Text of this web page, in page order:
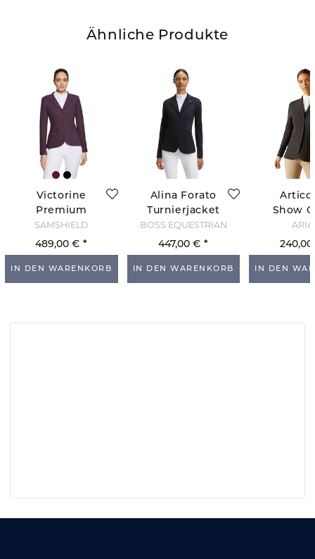
Ähnliche Produkte
Victorine
Premium
Turnierjacke -
Plum
SAMSHIELD
489,00 €
IN DEN WARENKORB
Alina Forato
Turnierjacket
- Sky Captain
BOSS EQUESTRIAN
447,00 €
IN DEN WARENKORB
Artico
Show
IN DEN